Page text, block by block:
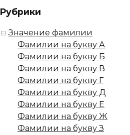
Рубрики
Значение фамилии
Фамилии на букву А
Фамилии на букву Б
Фамилии на букву В
Фамилии на букву Г
Фамилии на букву Д
Фамилии на букву Е
Фамилии на букву Ж
Фамилии на букву З